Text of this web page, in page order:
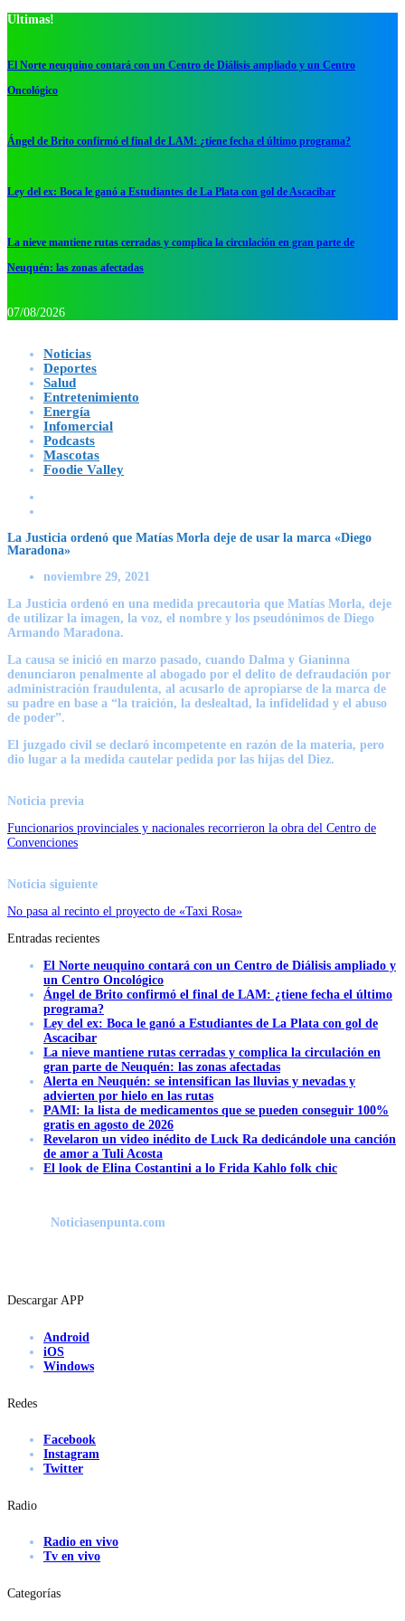
Ultimas!
El Norte neuquino contará con un Centro de Diálisis ampliado y un Centro
Oncológico
Ángel de Brito confirmó el final de LAM: ¿tiene fecha el último programa?
Ley del ex: Boca le ganó a Estudiantes de La Plata con gol de Ascacibar
La nieve mantiene rutas cerradas y complica la circulación en gran parte de
Neuquén: las zonas afectadas
07/08/2026
Noticias
Deportes
Salud
Entretenimiento
Energía
Infomercial
Podcasts
Mascotas
Foodie Valley
La Justicia ordenó que Matías Morla deje de usar la marca «Diego
Maradona»
noviembre 29, 2021
La Justicia ordenó en una medida precautoria que Matías Morla, deje
de utilizar la imagen, la voz, el nombre y los pseudónimos de Diego
Armando Maradona.
La causa se inició en marzo pasado, cuando Dalma y Gianinna
denunciaron penalmente al abogado por el delito de defraudación por
administración fraudulenta, al acusarlo de apropiarse de la marca de
su padre en base a “la traición, la deslealtad, la infidelidad y el abuso
de poder”.
El juzgado civil se declaró incompetente en razón de la materia, pero
dio lugar a la medida cautelar pedida por las hijas del Diez.
Noticia previa
Funcionarios provinciales y nacionales recorrieron la obra del Centro de
Convenciones
Noticia siguiente
No pasa al recinto el proyecto de «Taxi Rosa»
Entradas recientes
El Norte neuquino contará con un Centro de Diálisis ampliado y
un Centro Oncológico
Ángel de Brito confirmó el final de LAM: ¿tiene fecha el último
programa?
Ley del ex: Boca le ganó a Estudiantes de La Plata con gol de
Ascacibar
La nieve mantiene rutas cerradas y complica la circulación en
gran parte de Neuquén: las zonas afectadas
Alerta en Neuquén: se intensifican las lluvias y nevadas y
advierten por hielo en las rutas
PAMI: la lista de medicamentos que se pueden conseguir 100%
gratis en agosto de 2026
Revelaron un video inédito de Luck Ra dedicándole una canción
de amor a Tuli Acosta
El look de Elina Costantini a lo Frida Kahlo folk chic
Noticiasenpunta.com
Descargar APP
Android
iOS
Windows
Redes
Facebook
Instagram
Twitter
Radio
Radio en vivo
Tv en vivo
Categorías